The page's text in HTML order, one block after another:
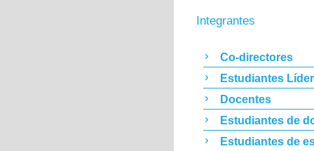
Integrantes
Co-directores
Estudiantes
Docentes
Estudiantes de
Estudiantes de